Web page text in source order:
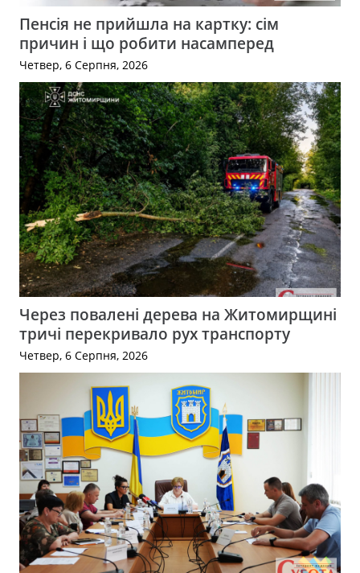
Пенсія не прийшла на картку: сім
причин і що робити насамперед
Четвер, 6 Серпня, 2026
Через повалені дерева на Житомирщині
тричі перекривало рух транспорту
Четвер, 6 Серпня, 2026